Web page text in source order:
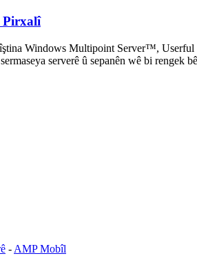
Pirxalî
Windows Multipoint Server™,
serverê û sepanên wê bi rengek
-AMP Mobîl